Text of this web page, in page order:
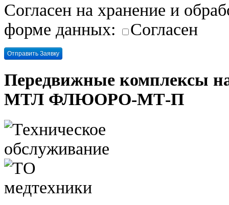
Согласен на хранение и
форме данных:
Согласен
Передвижные комплексы
МТЛ ФЛЮОРО-МТ-П